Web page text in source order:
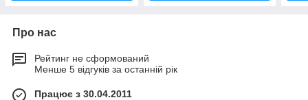
Про нас
Рейтинг не сформований
Менше 5 відгуків за останній рік
Працює з 30.04.2011